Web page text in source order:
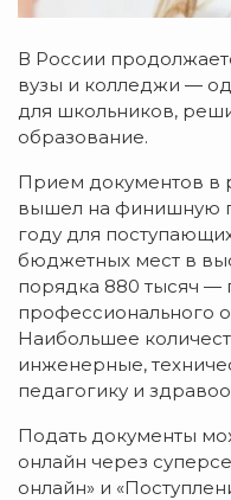
В России
вузы и колледжи —
для школьников,
образование.
Прием документов в
вышел на финишную
году для
бюджетных мест в
порядка 880 тысяч
профессионального
Наибольшее
инженерные,
педагогику и
Подать документы
онлайн через
онлайн» и